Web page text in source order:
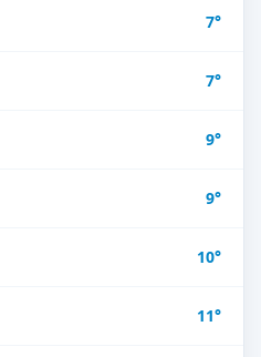
7°
7°
9°
9°
10°
11°